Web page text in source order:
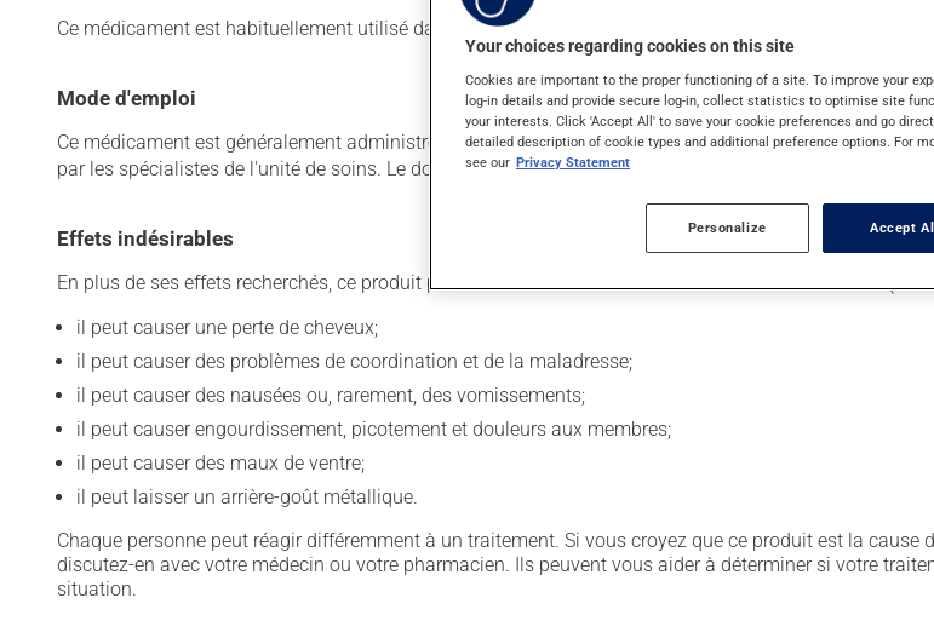
Ce médicament est habituellement utilisé dans le cadre d'un traitement de chimiothérapie. On
Mode d'emploi
Ce médicament est généralement administré dans un établissement de santé, par un membre du
par les spécialistes de l'unité de soins. Le dosage et la façon dont le médicament est administré sont
Effets indésirables
En plus de ses effets recherchés, ce produit peut à l'occasion entraîner certains effets indésirables
il peut causer une perte de cheveux;
il peut causer des problèmes de coordination et de la maladresse;
il peut causer des nausées ou, rarement, des vomissements;
il peut causer engourdissement, picotement et douleurs aux membres;
il peut causer des maux de ventre;
il peut laisser un arrière-goût métallique.
Chaque personne peut réagir différemment à un traitement. Si vous croyez que ce produit est la
discutez-en avec votre médecin ou votre pharmacien. Ils peuvent vous aider à déterminer si votre
situation.
Your choices regarding cookies on this site
Cookies are important to the proper functioning of a site. To improve your
log-in details and provide secure log-in, collect statistics to optimise site
your interests. Click 'Accept All' to save your cookie preferences and go
detailed description of cookie types and additional preference options. For
see our Privacy Statement
Personalize Accept